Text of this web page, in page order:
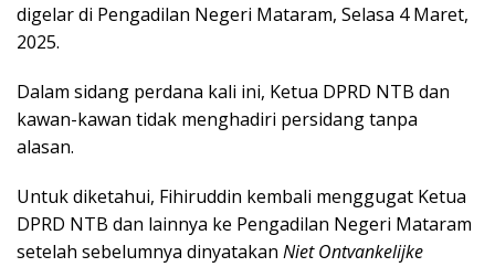
digelar di Pengadilan Negeri Mataram, Selasa 4 Maret,
2025.
Dalam sidang perdana kali ini, Ketua DPRD NTB dan
kawan-kawan tidak menghadiri persidang tanpa
alasan.
Untuk diketahui, Fihiruddin kembali menggugat Ketua
DPRD NTB dan lainnya ke Pengadilan Negeri Mataram
setelah sebelumnya dinyatakan Niet Ontvankelijke